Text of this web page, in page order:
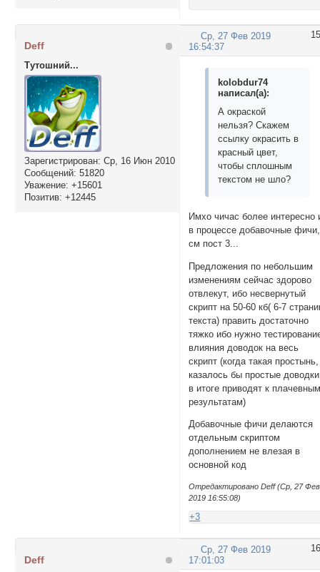
15
Ср, 27 Фев 2019
16:54:37
Deff
Тутошний...
Зарегистрирован: Ср, 16 Июн 2010
Сообщений: 51820
Уважение: +15601
Позитив: +12445
kolobdur74
написал(а):
А окраской
нельзя? Скажем
ссылку окрасить в
красный цвет,
чтобы сплошным
текстом не шло?
Имхо чичас более интересно
в процессе добавочные фичи,
см пост 3...
Предложения по небольшим
изменениям сейчас здорово
отвлекут, ибо несвернутый
скрипт на 50-60 кб( 6-7
текста) править достаточно
тяжко ибо нужно
влияния доводок на весь
скрипт (когда такая простынь,
казалось бы простые доводки
в итоге приводят к
результатам)
Добавочные фичи делаются
отдельным скриптом
дополнением не влезая в
основной код
Отредактировано Deff (Ср, 27 Фев
2019 16:55:08)
+3
16
Ср, 27 Фев 2019
17:01:03
Deff